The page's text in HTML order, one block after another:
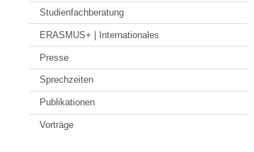
Studienfachberatung
ERASMUS+ | Internationales
Presse
Sprechzeiten
Publikationen
Vorträge